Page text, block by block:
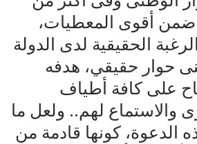
أقوى المعطيات،
الحقيقية لدى الدولة
حوار حقيقي، هدفه
على كافة أطياف
والاستماع لهم.. ولعل ما
الدعوة، كونها قادمة من